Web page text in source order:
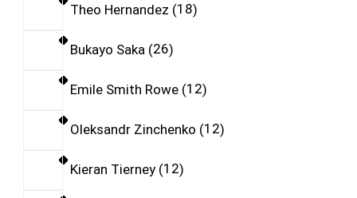
Theo Hernandez 18
Bukayo Saka 26
Emile Smith Rowe 12
Oleksandr Zinchenko 12
Kieran Tierney 12